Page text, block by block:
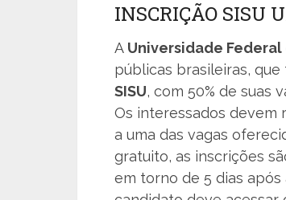
INSCRIÇÃO SISU
A Universidade Federal
públicas brasileiras,
SISU, com 50% de suas
Os interessados devem
a uma das vagas
gratuito, as inscrições
em torno de 5 dias